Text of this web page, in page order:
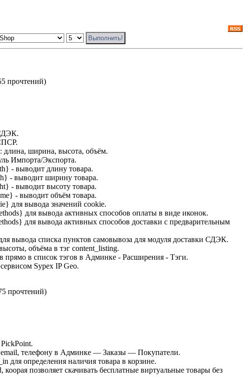
прочтений)
длина, ширина, высота, объём.
Импорта/Экспорта.
- выводит длину товара.
- выводит ширину товара.
- выводит высоту товара.
- выводит объём товара.
для вывода значений cookie.
для вывода активных способов оплаты в виде иконок.
для вывода активных способов доставки с предварительным
вывода списка пунктов самовывоза для модуля доставки СДЭК.
объёма в тэг content_listing.
прямо в список тэгов в Админке - Расширения - Тэги.
Sypex IP Geo.
прочтений)
телефону в Админке — Заказы — Покупатели.
для определения наличия товара в корзине.
позволяет скачивать бесплатные виртуальные товары без